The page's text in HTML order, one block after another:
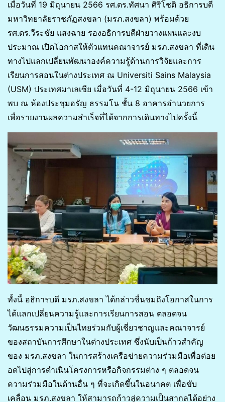
เมื่อวันที่ 19 มิถุนายน 2566 รศ.ดร.ทัศนา ศิริโชติ อธิการบดี
มหาวิทยาลัยราชภัฏสงขลา (มรภ.สงขลา) พร้อมด้วย
รศ.ดร.วีระชัย แสงฉาย รองอธิการบดีฝ่ายวางแผนและงบ
ประมาณ เปิดโอกาสให้ตัวแทนคณาจารย์ มรภ.สงขลา ที่เดิน
ทางไปแลกเปลี่ยนพัฒนาองค์ความรู้ด้านการวิจัยและการ
เรียนการสอนในต่างประเทศ ณ Universiti Sains Malaysia
(USM) ประเทศมาเลเซีย เมื่อวันที่ 4-12 มิถุนายน 2566 เข้า
พบ ณ ห้องประชุมอรัญ ธรรมโน ชั้น 8 อาคารอำนวยการ
เพื่อรายงานผลความสำเร็จที่ได้จากการเดินทางไปครั้งนี้
ทั้งนี้ อธิการบดี มรภ.สงขลา ได้กล่าวชื่นชมถึงโอกาสในการ
ได้แลกเปลี่ยนความรู้และการเรียนการสอน ตลอดจน
วัฒนธรรมความเป็นไทยร่วมกับผู้เชี่ยวชาญและคณาจารย์
ของสถาบันการศึกษาในต่างประเทศ ซึ่งนับเป็นก้าวสำคัญ
ของ มรภ.สงขลา ในการสร้างเครือข่ายความร่วมมือเพื่อต่อย
อดไปสู่การดำเนินโครงการหรือกิจกรรมต่าง ๆ ตลอดจน
ความร่วมมือในด้านอื่น ๆ ที่จะเกิดขึ้นในอนาคต เพื่อขับ
เคลื่อน มรภ.สงขลา ให้สามารถก้าวสู่ความเป็นสากลได้อย่าง